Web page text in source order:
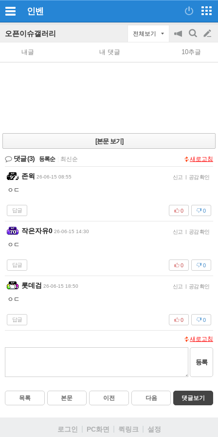
인벤
오픈이슈갤러리 전체보기
공
지
on/off
검
색
글
쓰
내글 내 댓글 10추글
[본문 보기]
댓글(3) 등록순 최신순 새로고침
존윅 26-06-15 08:55 신고 | 공감 확인
ㅇㄷ
답글 0
0
작은자유0 26-06-15 14:30 신고 | 공감 확인
ㅇㄷ
답글 0
0
롯데검 26-06-15 18:50 신고 | 공감 확인
ㅇㄷ
답글 0
0
새로고침
등록
목록 본문 이전 다음 댓글보기
로그인 PC화면 퀵링크 설정